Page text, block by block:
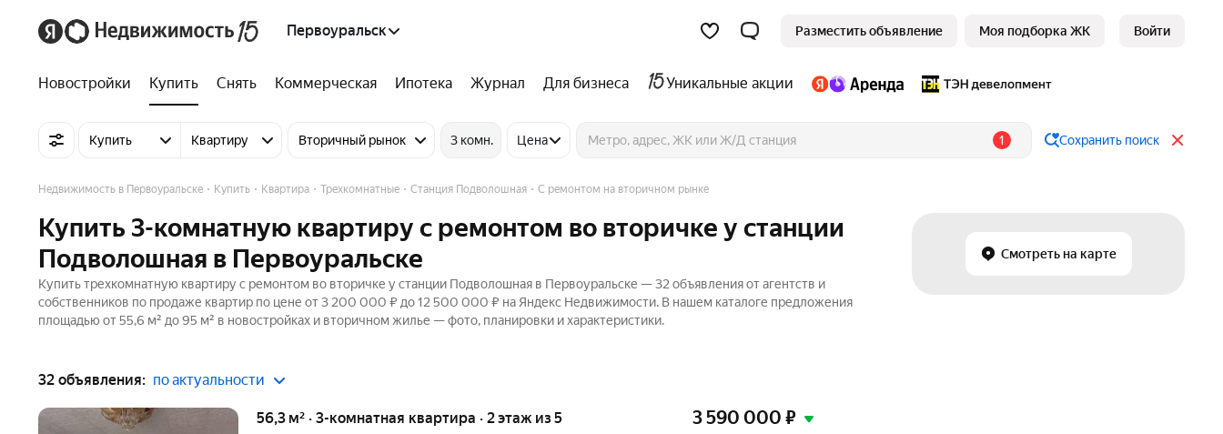
Первоуральск Разместить объявление Моя подборка ЖК Войти
Новостройки Купить Снять Коммерческая Ипотека Журнал Для бизнеса Уникальные акции
Купить Квартиру Вторичный рынок 3 комн. Цена 1 Сохранить поиск
Смотреть на карте
Недвижимость в Первоуральске Купить Квартира Трехкомнатные Станция Подволошная С ремонтом на вторичном рынке
Купить 3-комнатную квартиру с ремонтом во вторичке у станции
Подволошная в Первоуральске
Купить трехкомнатную квартиру с ремонтом во вторичке у станции Подволошная в Первоуральске — 32 объявления от агентств и
собственников по продаже квартир по цене от 3 200 000 ₽ до 12 500 000 ₽ на Яндекс Недвижимости. В нашем каталоге предложения
площадью от 55,6 м² до 95 м² в новостройках и вторичном жилье — фото, планировки и характеристики.
32 объявления: по актуальности
56,3 м² · 3-комнатная квартира · 2 этаж из 5 3 590 000 ₽